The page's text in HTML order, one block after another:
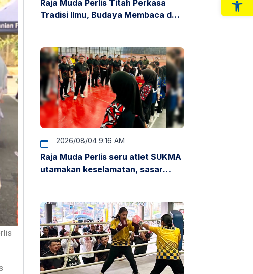
Raja Muda Perlis Titah Perkasa
Tradisi Ilmu, Budaya Membaca dan
2026/08/04 9:16 AM
Raja Muda Perlis seru atlet SUKMA
utamakan keselamatan, sasar